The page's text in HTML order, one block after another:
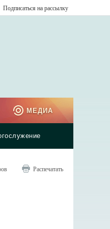
Подписаться на рассылку
МЕДИА
Распечатать